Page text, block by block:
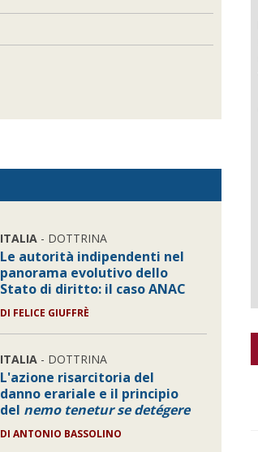
ITALIA- DOTTRINA
Le autorità indipendenti nel
panorama evolutivo dello
Stato di diritto: il caso ANAC
DI FELICE GIUFFRÈ
ITALIA- DOTTRINA
L'azione risarcitoria del
danno erariale e il principio
del nemo tenetur se detégere
DI ANTONIO BASSOLINO